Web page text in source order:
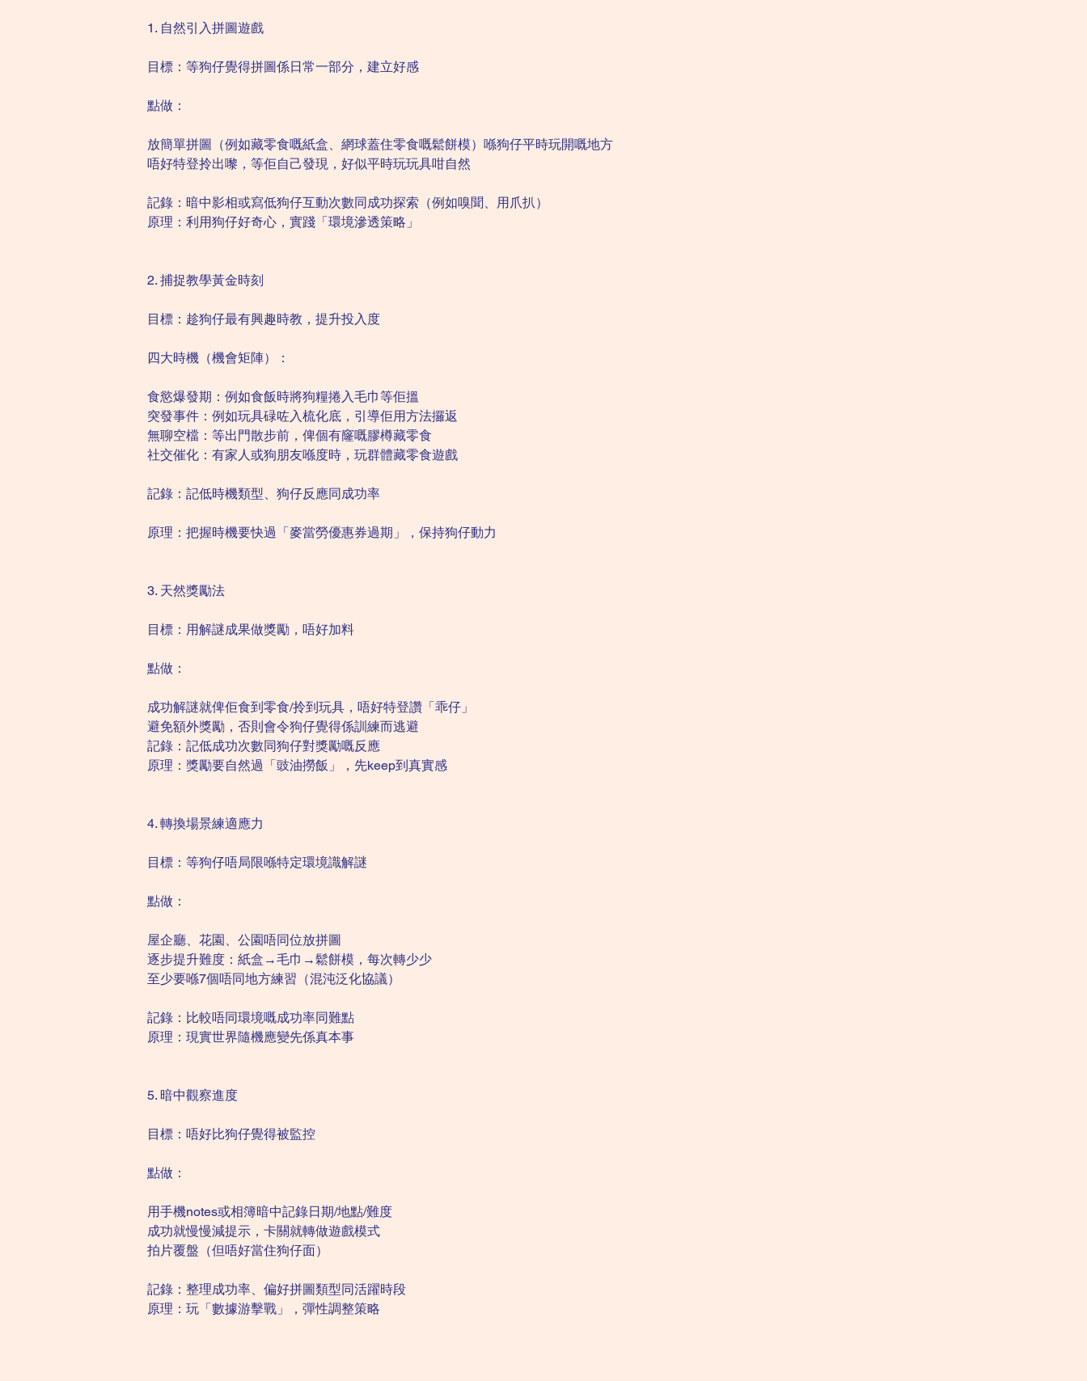
1. 自然引入拼圖遊戲
目標：等狗仔覺得拼圖係日常一部分，建立好感
點做：
放簡單拼圖（例如藏零食嘅紙盒、網球蓋住零食嘅鬆餅模）喺狗仔平時玩開嘅地方
唔好特登拎出嚟，等佢自己發現，好似平時玩玩具咁自然
記錄：暗中影相或寫低狗仔互動次數同成功探索（例如嗅聞、用爪扒）
原理：利用狗仔好奇心，實踐「環境滲透策略」
2. 捕捉教學黃金時刻
目標：趁狗仔最有興趣時教，提升投入度
四大時機（機會矩陣）：
食慾爆發期：例如食飯時將狗糧捲入毛巾等佢搵
突發事件：例如玩具碌咗入梳化底，引導佢用方法攞返
無聊空檔：等出門散步前，俾個有窿嘅膠樽藏零食
社交催化：有家人或狗朋友喺度時，玩群體藏零食遊戲
記錄：記低時機類型、狗仔反應同成功率
原理：把握時機要快過「麥當勞優惠券過期」，保持狗仔動力
3. 天然獎勵法
目標：用解謎成果做獎勵，唔好加料
點做：
成功解謎就俾佢食到零食/拎到玩具，唔好特登讚「乖仔」
避免額外獎勵，否則會令狗仔覺得係訓練而逃避
記錄：記低成功次數同狗仔對獎勵嘅反應
原理：獎勵要自然過「豉油撈飯」，先keep到真實感
4. 轉換場景練適應力
目標：等狗仔唔局限喺特定環境識解謎
點做：
屋企廳、花園、公園唔同位放拼圖
逐步提升難度：紙盒→毛巾→鬆餅模，每次轉少少
至少要喺7個唔同地方練習（混沌泛化協議）
記錄：比較唔同環境嘅成功率同難點
原理：現實世界隨機應變先係真本事
5. 暗中觀察進度
目標：唔好比狗仔覺得被監控
點做：
用手機notes或相簿暗中記錄日期/地點/難度
成功就慢慢減提示，卡關就轉做遊戲模式
拍片覆盤（但唔好當住狗仔面）
記錄：整理成功率、偏好拼圖類型同活躍時段
原理：玩「數據游擊戰」，彈性調整策略